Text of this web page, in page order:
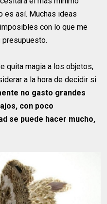
es así. Muchas ideas
con lo que me
quita magia a los objetos,
a la hora de decidir si
no gasto grandes
con poco
se puede hacer mucho,